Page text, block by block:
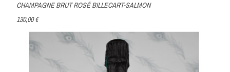
CHAMPAGNE BRUT ROSÉ BILLECART-SALMON
130,00 €